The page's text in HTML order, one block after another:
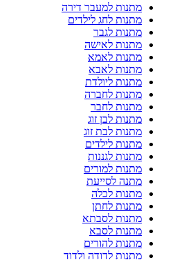
מתנות למעבר דירה
מתנות לחג לילדים
מתנות לגבר
מתנות לאישה
מתנות לאמא
מתנות לאבא
מתנות ליולדת
מתנות לחברה
מתנות לחבר
מתנות לבן זוג
מתנות לבת זוג
מתנות לילדים
מתנות לגננות
מתנות למורים
מתנה לסייעת
מתנות לכלה
מתנות לחתן
מתנות לסבתא
מתנות לסבא
מתנות להורים
מתנות לדודה ולדוד